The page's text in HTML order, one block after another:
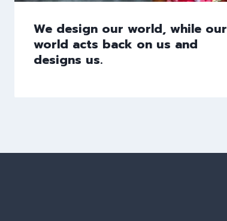
We design our world, while our
world acts back on us and
designs us.